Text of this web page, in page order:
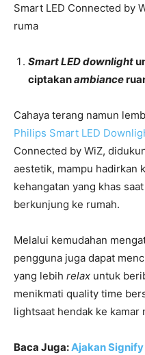
Smart LED Connected by
ruma
Smart LED downlight
ciptakanambiance
Cahaya terang namun
Philips Smart LED
Connected by WiZ,
aestetik, mampu hadirkan
kehangatan yang khas
berkunjung ke rumah.
Melalui kemudahan
pengguna juga dapat
yang lebih relax untuk
menikmati quality time
lightsaat hendak ke kamar
Baca Juga:Ajakan